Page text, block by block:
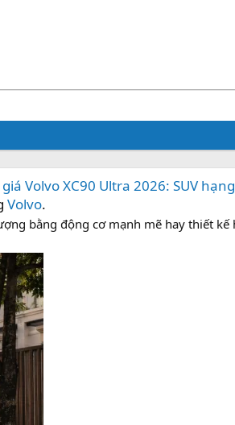
Volvo XC90 Ultra 2026: SUV
Volvo.
bằng động cơ mạnh mẽ hay thiết kế